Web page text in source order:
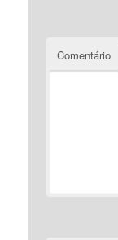
Comentário